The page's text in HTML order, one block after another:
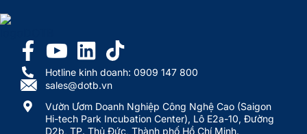
Hotline kinh doanh: 0909 147 800
sales@dotb.vn
Vườn Ươm Doanh Nghiệp Công Nghệ Cao (Saigon
Hi-tech Park Incubation Center), Lô E2a-10, Đường
D2b, TP. Thủ Đức, Thành phố Hồ Chí Minh.